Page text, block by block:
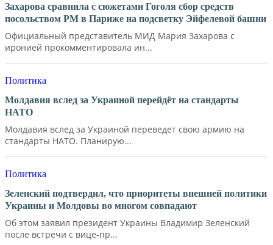
Захарова сравнила с сюжетами Гоголя сбор средств
посольством РМ в Париже на подсветку Эйфелевой башни
Официальный представитель МИД Мария Захарова с
иронией прокомментировала ин...
Политика
Молдавия вслед за Украиной перейдёт на стандарты
НАТО
Молдавия вслед за Украиной переведет свою армию на
стандарты НАТО. Планирую...
Политика
Зеленский подтвердил, что приоритеты внешней политики
Украины и Молдовы во многом совпадают
Об этом заявил президент Украины Владимир Зеленский
после встречи с вице-пр...